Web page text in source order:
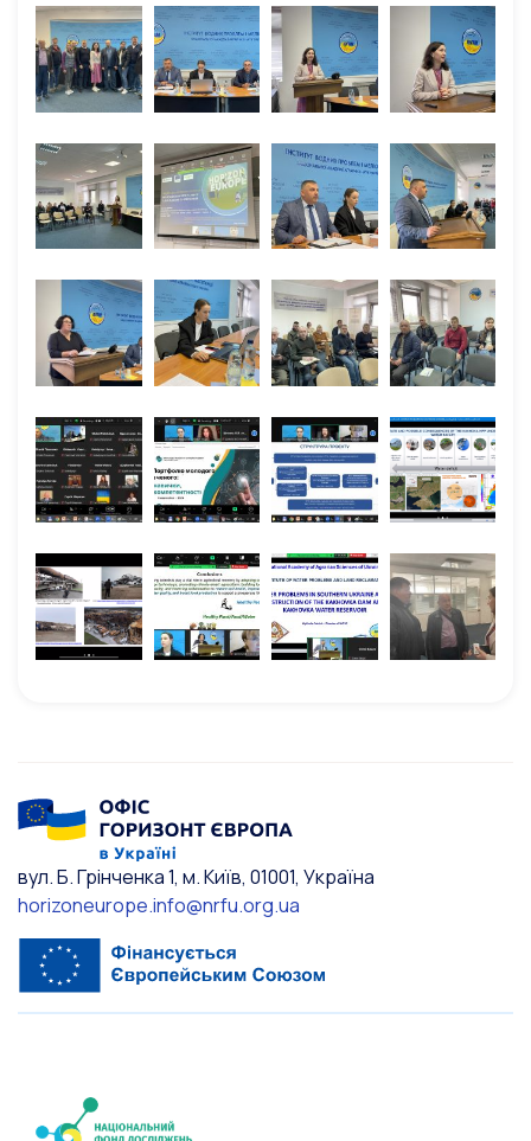
вул. Б. Грінченка 1, м. Київ, 01001, Україна
horizoneurope.info@nrfu.org.ua